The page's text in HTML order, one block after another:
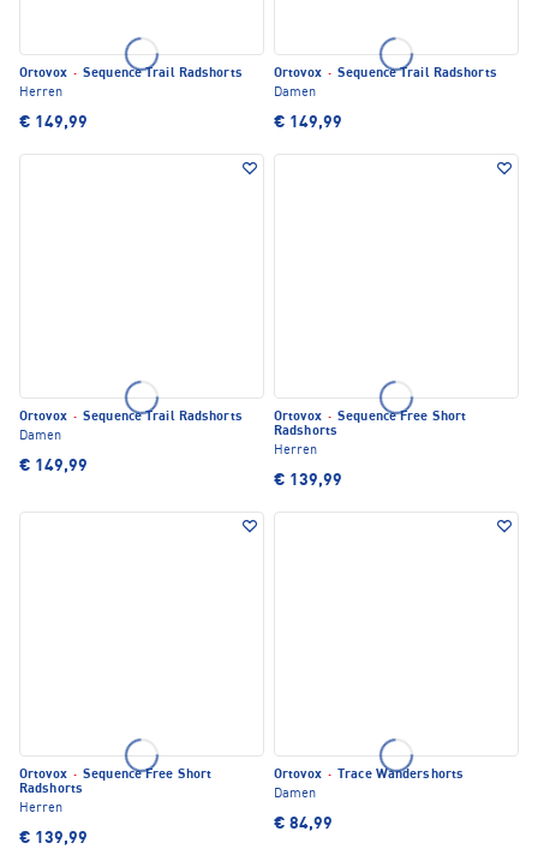
Ortovox · Sequence Trail Radshorts
Herren
€ 149,99
Ortovox · Sequence Trail Radshorts
Damen
€ 149,99
Ortovox · Sequence Trail Radshorts
Damen
€ 149,99
Ortovox · Sequence Free Short
Radshorts
Herren
€ 139,99
Ortovox · Sequence Free Short
Radshorts
Herren
€ 139,99
Ortovox ·
Trace Wandershorts
Damen
€ 84,99